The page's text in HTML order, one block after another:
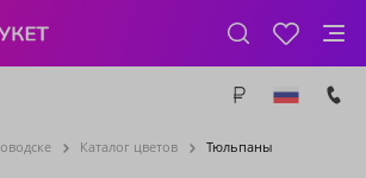
Каталог цветов Тюльпаны